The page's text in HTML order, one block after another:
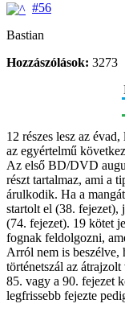
#56
Bastian
Hozzászólások: 3273
12 részes lesz az
az egyértelmű
Az első BD/DVD
részt tartalmaz, ami a
árulkodik. Ha a
startolt el (38. fejezet),
(74. fejezet). 19 kötet
fognak feldolgozni,
Arról nem is beszélve,
történetszál az
85. vagy a 90. fejezet
legfrissebb fejezte